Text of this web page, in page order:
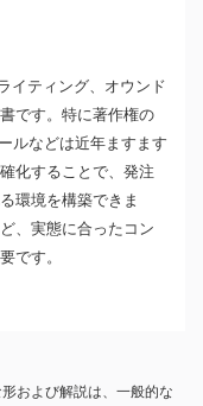
イティング、オウンド
です。特に著作権の
ルなどは近年ますます
化することで、発注
環境を構築できま
、実態に合ったコン
です。
および解説は、一般的な